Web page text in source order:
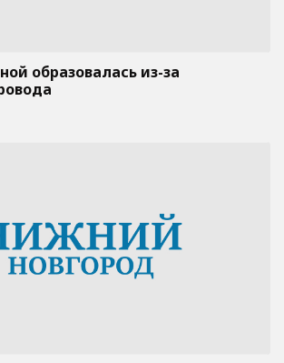
образовалась из-за